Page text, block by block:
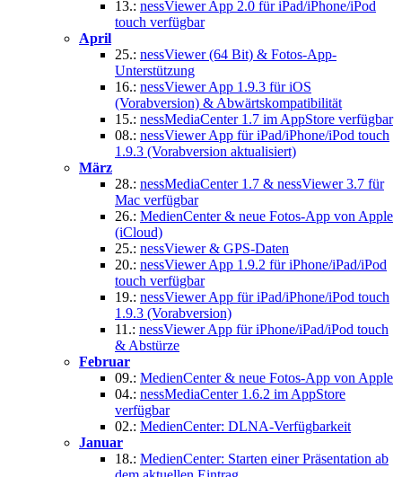
13.: nessViewer App 2.0 für iPad/iPhone/iPod
touch verfügbar
April
25.: nessViewer (64 Bit) & Fotos-App-
Unterstützung
16.: nessViewer App 1.9.3 für iOS
(Vorabversion) & Abwärtskompatibilität
15.: nessMediaCenter 1.7 im AppStore verfügbar
08.: nessViewer App für iPad/iPhone/iPod touch
1.9.3 (Vorabversion aktualisiert)
März
28.: nessMediaCenter 1.7 & nessViewer 3.7 für
Mac verfügbar
26.: MedienCenter & neue Fotos-App von Apple
(iCloud)
25.: nessViewer & GPS-Daten
20.: nessViewer App 1.9.2 für iPhone/iPad/iPod
touch verfügbar
19.: nessViewer App für iPad/iPhone/iPod touch
1.9.3 (Vorabversion)
11.: nessViewer App für iPhone/iPad/iPod touch
& Abstürze
Februar
09.: MedienCenter & neue Fotos-App von Apple
04.: nessMediaCenter 1.6.2 im AppStore
verfügbar
02.: MedienCenter: DLNA-Verfügbarkeit
Januar
18.: MedienCenter: Starten einer Präsentation ab